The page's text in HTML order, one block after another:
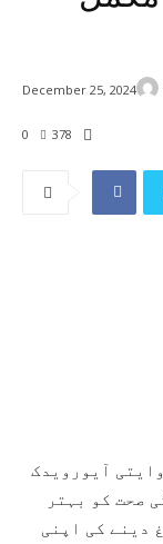
0 378
December 25, 2024
آیورویدک
صحت کو بہتر
دینے کی اپنی